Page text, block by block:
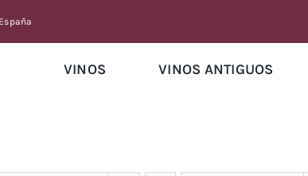
VINOS VINOS ANTIGUOS